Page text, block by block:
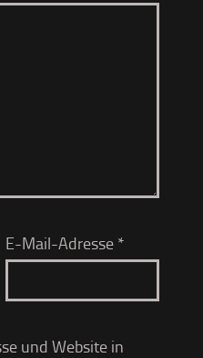
E-Mail-Adresse *
und Website in